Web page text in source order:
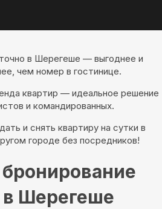
в Шерегеше — выгоднее и
чем номер в гостинице.
квартир — идеальное решение
и командированных.
и снять квартиру на сутки в
городе без посредников!
Шерегеше